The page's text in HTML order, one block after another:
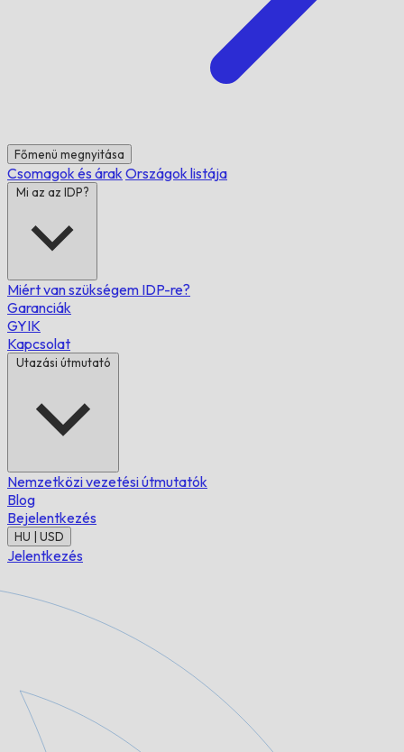
Főmenü megnyitása
Csomagok és árak Országok listája
Mi az az IDP?
Miért van szükségem IDP-re?
Garanciák
GYIK
Kapcsolat
Utazási útmutató
Nemzetközi vezetési útmutatók
Blog
Bejelentkezés
HU | USD
Jelentkezés